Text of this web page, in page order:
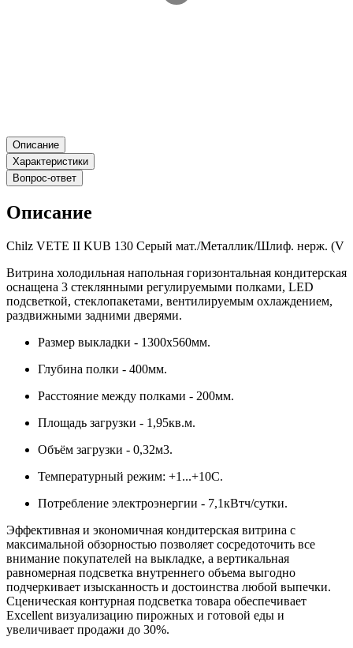
Описание
Характеристики
Вопрос-ответ
Описание
Chilz VETE II KUB 130 Серый мат./Металлик/Шлиф. нерж. (V
Витрина холодильная напольная горизонтальная кондитерская
оснащена 3 стеклянными регулируемыми полками, LED
подсветкой, стеклопакетами, вентилируемым охлаждением,
раздвижными задними дверями.
Размер выкладки - 1300х560мм.
Глубина полки - 400мм.
Расстояние между полками - 200мм.
Площадь загрузки - 1,95кв.м.
Объём загрузки - 0,32м3.
Температурный режим: +1...+10С.
Потребление электроэнергии - 7,1кВтч/сутки.
Эффективная и экономичная кондитерская витрина с
максимальной обзорностью позволяет сосредоточить все
внимание покупателей на выкладке, а вертикальная
равномерная подсветка внутреннего объема выгодно
подчеркивает изысканность и достоинства любой выпечки.
Сценическая контурная подсветка товара обеспечивает
Excellent визуализацию пирожных и готовой еды и
увеличивает продажи до 30%.